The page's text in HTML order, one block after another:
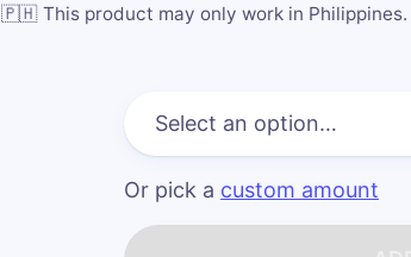
🇵🇭 This product may only work in Philippines.
Or pick a custom amount